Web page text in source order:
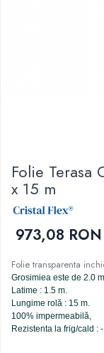
Folie Terasa
x 15 m
973,08 RON
Folie transparenta
Grosimiea este de 2.0
Latime : 1.5 m.
Lungime rolă : 15 m.
100% impermeabilă,
Rezistenta la frig/cald :